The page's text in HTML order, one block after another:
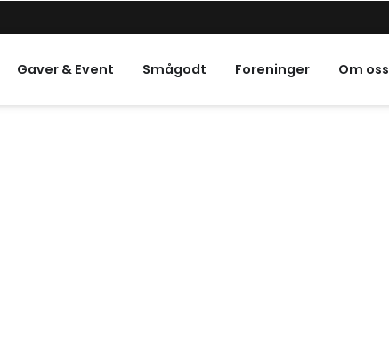
helligdager
Gaver & Event Smågodt Foreninger Om oss